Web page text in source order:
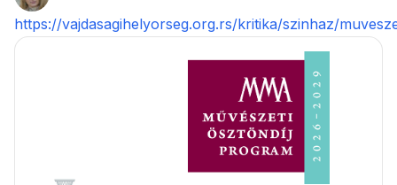
https://vajdasagihelyorseg.org.rs/kritika/szinhaz/